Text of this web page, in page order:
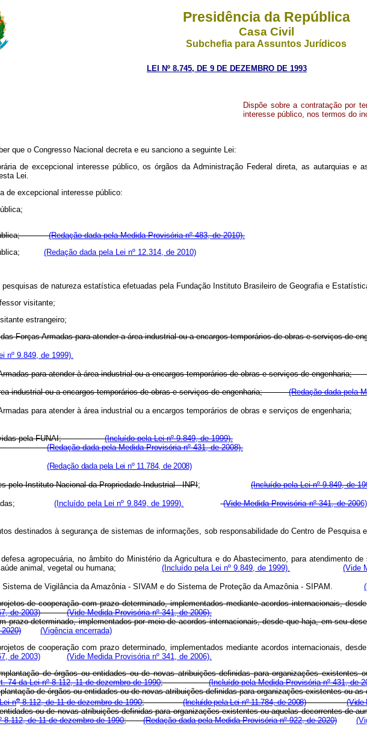
Presidência da República
Casa Civil
Subchefia para Assuntos Jurídicos
LEI Nº 8.745, DE 9 DE DEZEMBRO DE 1993
Dispõe sobre a contratação por
interesse público, nos termos do
que o Congresso Nacional decreta e eu sanciono a seguinte Lei:
de excepcional interesse público, os órgãos da Administração Federal direta, as autarquias e
Lei.
de excepcional interesse público:
pública;(Redação dada pela Medida Provisória nº 483, de 2010).
pública; (Redação dada pela Lei nº 12.314, de 2010)
pesquisas de natureza estatística efetuadas pela Fundação Instituto Brasileiro de Geografia e
visitante;
estrangeiro;
Forças Armadas para atender a área industrial ou a encargos temporários de obras e serviços de
nº 9.849, de 1999).
Armadas para atender à área industrial ou a encargos temporários de obras e serviços de
industrial ou a encargos temporários de obras e serviços de engenharia;(Redação dada pela
para atender à área industrial ou a encargos temporários de obras e serviços de
pela FUNAI;(Incluído pela Lei nº 9.849, de 1999).
territorial;(Redação dada pela Medida Provisória nº 431, de 2008).
(Redação dada pela Lei nº 11.784, de 2008)
pelo Instituto Nacional da Propriedade Industrial - INPI; (Incluído pela Lei nº 9.849, de
Armadas;(Incluído pela Lei nº 9.849, de 1999). (Vide Medida Provisória nº 341, de 200
destinados à segurança de sistemas de informações, sob responsabilidade do Centro de
agropecuária, no âmbito do Ministério da Agricultura e do Abastecimento, para atendimento
à saúde animal, vegetal ou humana; (Incluído pela Lei nº 9.849, de 1999). (Vide
Sistema de Vigilância da Amazônia - SIVAM e do Sistema de Proteção da Amazônia - SIPAM.
de cooperação com prazo determinado, implementados mediante acordos internacionais,
de 2003)
(Vide Medida Provisória nº 341, de 2006).
prazo determinado, implementados por meio de acordos internacionais, desde que haja, em seu
(Vigência encerrada)
de cooperação com prazo determinado, implementados mediante acordos internacionais,
de 2003)
(Vide Medida Provisória nº 341, de 2006).
de órgãos ou entidades ou de novas atribuições definidas para organizações existentes
74 da Lei nº 8.112, 11 de dezembro de 1990;(Incluído pela Medida Provisória nº 431, de
de órgãos ou entidades ou de novas atribuições definidas para organizações existentes ou
no8.112, de 11 de dezembro de 1990;(Incluído pela Lei nº 11.784, de 2008)
(Vide
ou de novas atribuições definidas para organizações existentes ou aquelas decorrentes de
8.112, de 11 de dezembro de 1990; (Redação dada pela Medida Provisória nº 922, de 2020)